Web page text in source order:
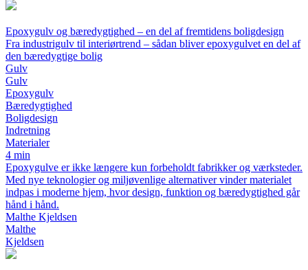
Epoxygulv og bæredygtighed – en del af fremtidens boligdesign
Fra industrigulv til interiørtrend – sådan bliver epoxygulvet en del af
den bæredygtige bolig
Gulv
Gulv
Epoxygulv
Bæredygtighed
Boligdesign
Indretning
Materialer
4 min
Epoxygulve er ikke længere kun forbeholdt fabrikker og værksteder.
Med nye teknologier og miljøvenlige alternativer vinder materialet
indpas i moderne hjem, hvor design, funktion og bæredygtighed går
hånd i hånd.
Malthe Kjeldsen
Malthe
Kjeldsen